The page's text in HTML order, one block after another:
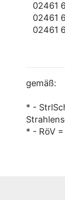
02461
02461
02461
gemäß:
* -
* - RöV